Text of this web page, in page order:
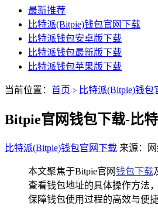
最新推荐
比特派(Bitpie)钱包官网下载
比特派钱包安卓版下载
比特派钱包最新版下载
比特派钱包苹果版下载
当前位置： 首页 > 比特派(Bitpie)钱包
Bitpie官网钱包下载-比
比特派(Bitpie)钱包官网下载 来源：
本文聚焦于Bitpie官网钱包下载
查看钱包地址的具体操作方法
保障钱包使用过程的高效与便捷